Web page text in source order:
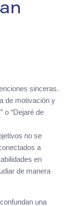
sinceras.
de motivación y
o “Dejaré de
no se
a
en
de manera
una